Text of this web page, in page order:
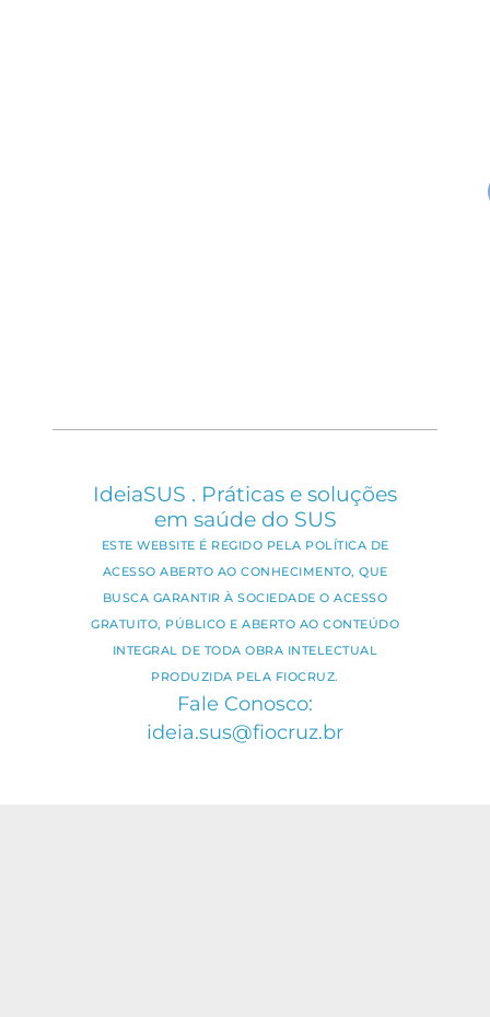
IdeiaSUS . Práticas e soluções
em saúde do SUS
ESTE WEBSITE É REGIDO PELA POLÍTICA DE
ACESSO ABERTO AO CONHECIMENTO, QUE
BUSCA GARANTIR À SOCIEDADE O ACESSO
GRATUITO, PÚBLICO E ABERTO AO CONTEÚDO
INTEGRAL DE TODA OBRA INTELECTUAL
PRODUZIDA PELA FIOCRUZ.
Fale Conosco:
ideia.sus@fiocruz.br